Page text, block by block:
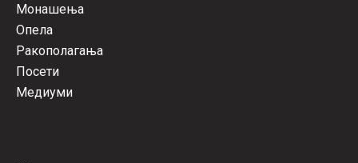
Монашења
Опела
Ракополагања
Посети
Медиуми